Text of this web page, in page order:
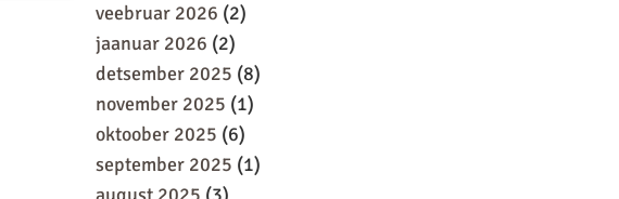
veebruar 2026 (2)
jaanuar 2026 (2)
detsember 2025 (8)
november 2025 (1)
oktoober 2025 (6)
september 2025 (1)